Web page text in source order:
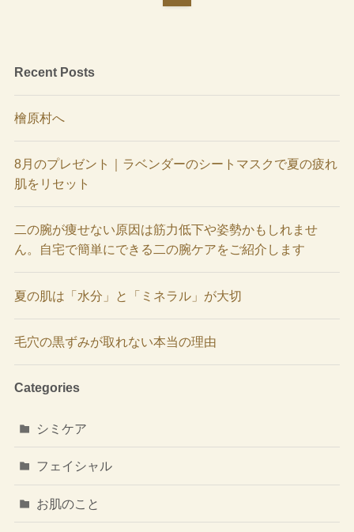
Recent Posts
檜原村へ
8月のプレゼント｜ラベンダーのシートマスクで夏の疲れ
肌をリセット
二の腕が痩せない原因は筋力低下や姿勢かもしれませ
ん。自宅で簡単にできる二の腕ケアをご紹介します
夏の肌は「水分」と「ミネラル」が大切
毛穴の黒ずみが取れない本当の理由
Categories
シミケア
フェイシャル
お肌のこと